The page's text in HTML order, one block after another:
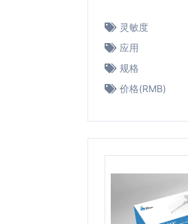
灵敏度
应用
规格
价格(RMB)